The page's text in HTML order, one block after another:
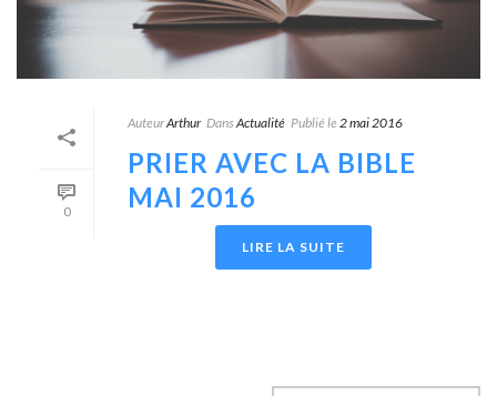
0
AuteurArthur DansActualité Publié le 2 mai 2016
PRIER AVEC LA BIBLE
MAI 2016
LIRE LA SUITE